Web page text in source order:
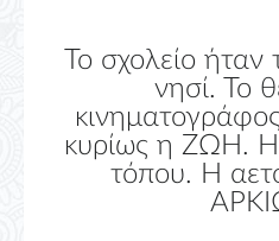
νησί. Το
κυρίως η ΖΩΗ.
τόπου. Η